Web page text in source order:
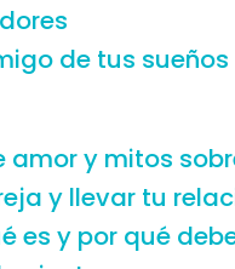
de tus sueños
amor y mitos
y llevar tu
es y por qué